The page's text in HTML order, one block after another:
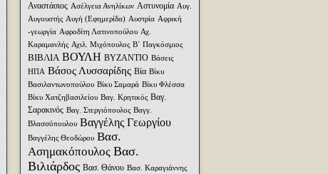
Αναστάσιος Ασέλγεια Ανηλίκων Αστυνομία Αυγ.
Αυγουστής Αυγή (Εφημερίδα) Αυστρία Αφρική
-γεωργία Αφροδίτη Λατινοπούλου Αχ.
Καραμανλής Αχιλ. Μιχόπουλος Β΄ Παγκόσμιος
ΒΙΒΛΙΑ ΒΟΥΛΗ ΒΥΖΑΝΤΙΟ Βάσεις
ΗΠΑ Βάσος Λυσσαρίδης Βία Βίκυ
Βασιλαντωνοπούλου Βίκυ Σαμαρά Βίκυ Φλέσσα
Βίκυ Χατζηβασιλείου Βαγ. Κρητικός Βαγ.
Σαρακινός Βαγ. Στεργιόπουλος Βαγγ.
Βλασσόπουλου Βαγγέλης Γεωργίου
Βαγγέλης Θεοδώρου Βασ.
Ασημακόπουλος Βασ.
Βιλιάρδος Βασ. Θάνου Βασ. Καραγιάννης